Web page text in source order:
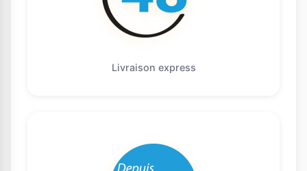
Livraison express